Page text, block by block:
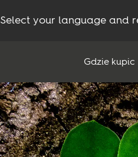
Select your language and
Gdzie kupic